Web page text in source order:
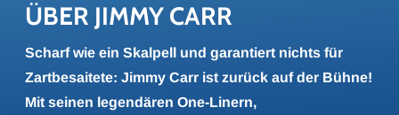
ÜBER JIMMY CARR
Scharf wie ein Skalpell und garantiert nichts für
Zartbesaitete: Jimmy Carr ist zurück auf der Bühne!
Mit seinen legendären One-Linern,